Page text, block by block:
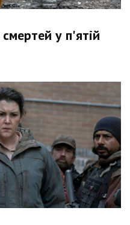
у п'ятій